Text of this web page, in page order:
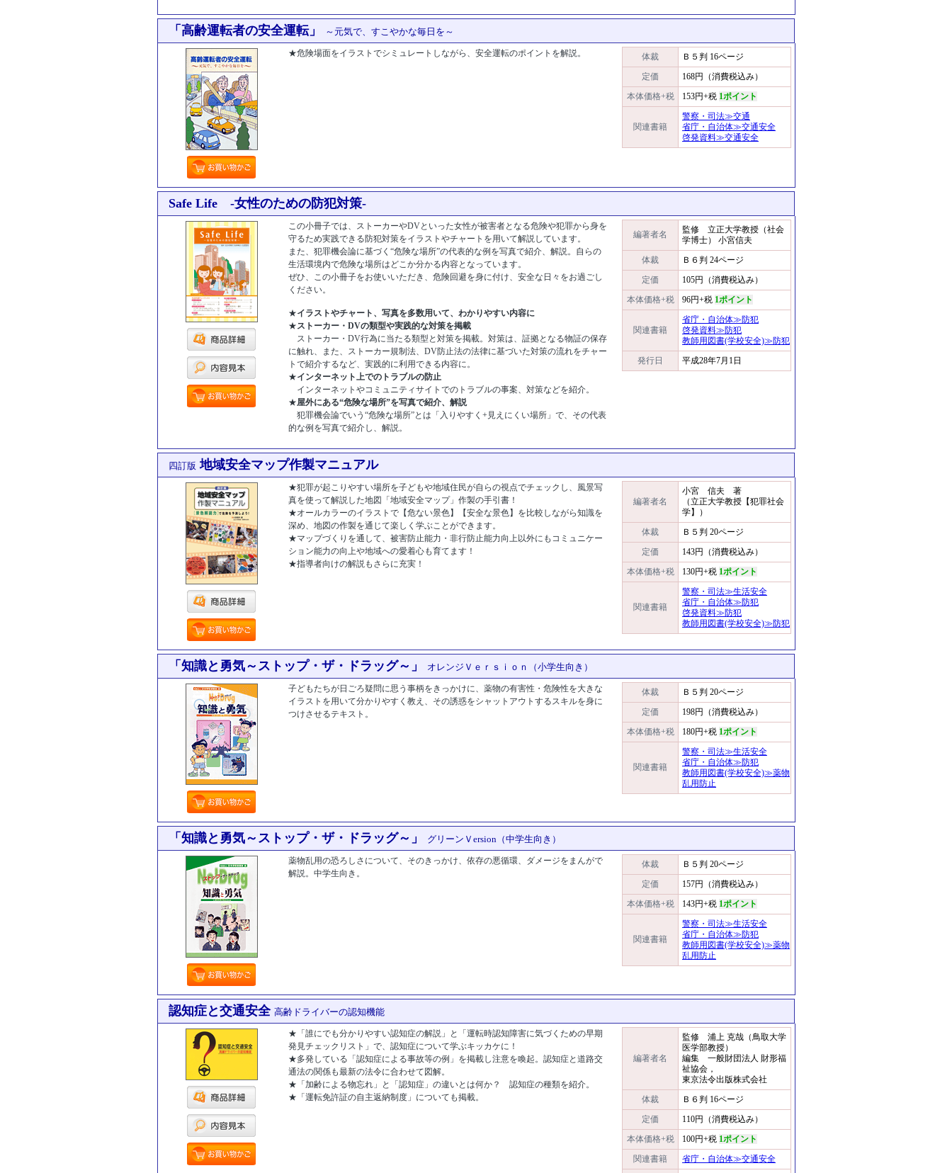
「高齢運転者の安全運転」 ～元気で、すこやかな毎日を～
★危険場面をイラストでシミュレートしながら、安全運転のポイントを解説。 体裁
Ｂ５判 16ページ
定価
168円（消費税込み）
本体価格+税
153円+税 1ポイント
関連書籍
警察・司法≫交通
省庁・自治体≫交通安全
啓発資料≫交通安全
Safe Life -女性のための防犯対策-
この小冊子では、ストーカーやDVといった女性が被害者となる危険や犯罪から身を
守るため実践できる防犯対策をイラストやチャートを用いて解説しています。
また、犯罪機会論に基づく“危険な場所”の代表的な例を写真で紹介、解説。自らの
生活環境内で危険な場所はどこか分かる内容となっています。
ぜひ、この小冊子をお使いいただき、危険回避を身に付け、安全な日々をお過ごし
ください。
★イラストやチャート、写真を多数用いて、わかりやすい内容に
★ ストーカー・DVの類型や実践的な対策を掲載
ストーカー・DV行為に当たる類型と対策を掲載。対策は、証拠となる物証の保存
に触れ、また、ストーカー規制法、DV防止法の法律に基づいた対策の流れをチャー
トで紹介するなど、実践的に利用できる内容に。
★インターネット上でのトラブルの防止
インターネットやコミュニティサイトでのトラブルの事案、対策などを紹介。
★屋外にある“危険な場所”を写真で紹介、解説
犯罪機会論でいう“危険な場所”とは「入りやすく+見えにくい場所」で、その代表
的な例を写真で紹介し、解説。
編著者名
監修 立正大学教授（社会
学博士） 小宮信夫
体裁
Ｂ６判 24ページ
定価
105円（消費税込み）
本体価格+税
96円+税 1ポイント
関連書籍
省庁・自治体≫防犯
啓発資料≫防犯
教師用図書(学校安全)≫防犯
発行日
平成28年7月1日
四訂版 地域安全マップ作製マニュアル
★犯罪が起こりやすい場所を子どもや地域住民が自らの視点でチェックし、風景写
真を使って解説した地図「地域安全マップ」作製の手引書！
★オールカラーのイラストで【危ない景色】【安全な景色】を比較しながら知識を
深め、地図の作製を通じて楽しく学ぶことができます。
★マップづくりを通して、被害防止能力・非行防止能力向上以外にもコミュニケー
ション能力の向上や地域への愛着心も育てます！
★指導者向けの解説もさらに充実！
編著者名
小宮 信夫 著
（立正大学教授【犯罪社会
学】）
体裁
Ｂ５判 20ページ
定価
143円（消費税込み）
本体価格+税
130円+税 1ポイント
関連書籍
警察・司法≫生活安全
省庁・自治体≫防犯
啓発資料≫防犯
教師用図書(学校安全)≫防犯
「知識と勇気～ストップ・ザ・ドラッグ～」 オレンジＶｅｒｓｉｏｎ（小学生向き）
子どもたちが日ごろ疑問に思う事柄をきっかけに、薬物の有害性・危険性を大きな
イラストを用いて分かりやすく教え、その誘惑をシャットアウトするスキルを身に
つけさせるテキスト。
体裁
Ｂ５判 20ページ
定価
198円（消費税込み）
本体価格+税
180円+税 1ポイント
関連書籍
警察・司法≫生活安全
省庁・自治体≫防犯
教師用図書(学校安全)≫薬物
乱用防止
「知識と勇気～ストップ・ザ・ドラッグ～」 グリーンＶersion（中学生向き）
薬物乱用の恐ろしさについて、そのきっかけ、依存の悪循環、ダメージをまんがで
解説。中学生向き。
体裁
Ｂ５判 20ページ
定価
157円（消費税込み）
本体価格+税
143円+税 1ポイント
関連書籍
警察・司法≫生活安全
省庁・自治体≫防犯
教師用図書(学校安全)≫薬物
乱用防止
認知症と交通安全 高齢ドライバーの認知機能
★「誰にでも分かりやすい認知症の解説」と「運転時認知障害に気づくための早期
発見チェックリスト」で、認知症について学ぶキッカケに！
★多発している「認知症による事故等の例」を掲載し注意を喚起。認知症と道路交
通法の関係も最新の法令に合わせて図解。
★「加齢による物忘れ」と「認知症」の違いとは何か？ 認知症の種類を紹介。
★「運転免許証の自主返納制度」についても掲載。
編著者名
監修 浦上 克哉（鳥取大学
医学部教授）
編集 一般財団法人 財形福
祉協会，
東京法令出版株式会社
体裁
Ｂ６判 16ページ
定価
110円（消費税込み）
本体価格+税
100円+税 1ポイント
関連書籍
省庁・自治体≫交通安全